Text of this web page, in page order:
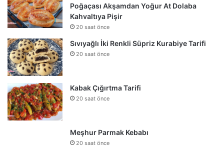
Poğaçası Akşamdan Yoğur At Dolaba
Kahvaltıya Pişir
20 saat önce
Sıvıyağlı İki Renkli Süpriz Kurabiye Tarifi
20 saat önce
Kabak Çığırtma Tarifi
20 saat önce
Meşhur Parmak Kebabı
20 saat önce